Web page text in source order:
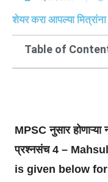
शेयर करा आपल्या
Table of
MPSC नुसार
प्रश्नसंच 4 –
is given below